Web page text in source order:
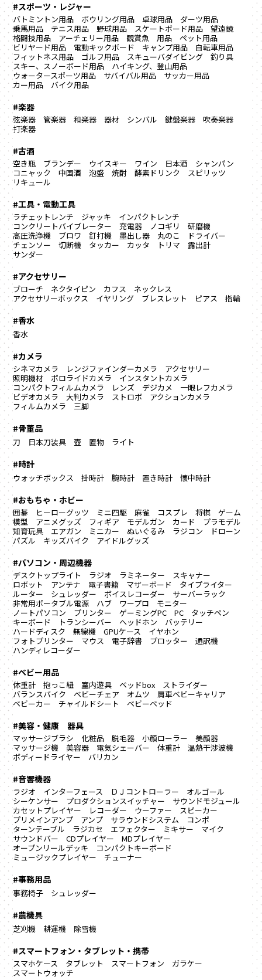
#スポーツ・レジャー
バトミントン用品 ボウリング用品 卓球用品
ダーツ用品
乗馬用品
テニス用品 野球用品 スケートボード用品
望遠鏡
格闘技用品
アーチェリー用品 観賞魚 用品
ペット用品
ビリヤード用品
電動キックボード キャンプ用品
自転車用品
フィットネス用品
ゴルフ用品 スキューバダイビング
釣り具
スキー、スノーボード用品
ハイキング、登山用品
ウォータースポーツ用品
サバイバル用品
サッカー用品
カー用品
バイク用品
#楽器
弦楽器 管楽器 和楽器 器材 シンバル 鍵盤楽器
吹奏楽器
打楽器
#古酒
空き瓶 ブランデー ウイスキー ワイン 日本酒
シャンパン
コニャック
中国酒 泡盛 焼酎 酵素ドリンク
スピリッツ
リキュール
#工具・電動工具
ラチェットレンチ ジャッキ
インパクトレンチ
コンクリートバイブレーター
充電器 ノコギリ
研磨機
高圧洗浄機
ブロワ 釘打機 墨出し器 丸のこ
ドライバー
チェンソー
切断機 タッカー カッタ トリマ
露出計
サンダー
#アクセサリー
ブローチ ネクタイピン カフス
ネックレス
アクセサリーボックス
イヤリング ブレスレット ピアス 指輪
#香水
香水
#カメラ
シネマカメラ レンジファインダーカメラ
アクセサリー
照明機材
ポロライドカメラ
インスタントカメラ
コンパクトフィルムカメラ
レンズ デジカメ
一眼レフカメラ
ビデオカメラ
大判カメラ ストロボ
アクションカメラ
フィルムカメラ
三脚
#骨董品
刀 日本刀装具 壺 置物 ライト
#時計
ウォッチボックス 掛時計 腕時計 置き時計 懐中時計
#おもちゃ・ホビー
囲碁 ヒーローグッツ ミニ四駆 麻雀 コスプレ 将棋
ゲーム
模型
アニメグッズ フィギア モデルガン カード
プラモデル
知育玩具
エアガン ミニカー ぬいぐるみ ラジコン
ドローン
パズル
キッズバイク アイドルグッズ
#パソコン・周辺機器
デスクトップライト ラジオ ラミネーター
スキャナー
ロボット
アンテナ 電子書籍 マザーボード
タイプライター
ルーター
シュレッダー ボイスレコーダー
サーバーラック
非常用ポータブル電源
ハブ ワープロ
モニター
ノートパソコン
プリンター ゲーミングPC PC
タッチペン
キーボード
トランシーバー ヘッドホン
バッテリー
ハードディスク
無線機 GPUケース
イヤホン
フォトプリンター
マウス 電子辞書 プロッター
通訳機
ハンディレコーダー
#ベビー用品
体重計 抱っこ紐 室内遊具 ベッドbox
ストライダー
バランスバイク
ベビーチェア オムツ
肩車ベビーキャリア
ベビーカー
チャイルドシート ベビーベッド
#美容・健康 器具
マッサージブラシ 化粧品 脱毛器 小顔ローラー
美顔器
マッサージ機
美容器 電気シェーバー 体重計
温熱干渉波機
ボディードライヤー
バリカン
#音響機器
ラジオ インターフェース ＤＪコントローラー
オルゴール
シーケンサー
プロダクションスイッチャー
サウンドモジュール
カセットプレイヤー
レコーダー ウーファー
スピーカー
プリメインアンプ
アンプ サラウンドシステム
コンポ
ターンテーブル
ラジカセ エフェクター ミキサー
マイク
サウンドバー
CDプレイヤー
MDプレイヤー
オープンリールデッキ
コンパクトキーボード
ミュージックプレイヤー
チューナー
#事務用品
事務椅子 シュレッダー
#農機具
芝刈機 耕運機 除雪機
#スマートフォン・タブレット・携帯
スマホケース タブレット スマートフォン
ガラケー
スマートウォッチ